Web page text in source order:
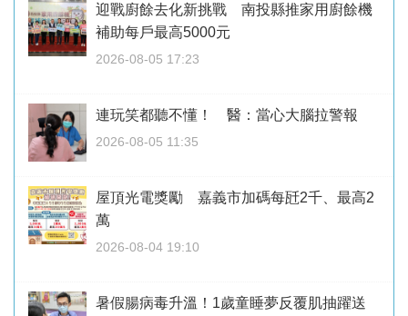
迎戰廚餘去化新挑戰 南投縣推家用廚餘機
補助每戶最高5000元
2026-08-05 17:23
連玩笑都聽不懂！ 醫：當心大腦拉警報
2026-08-05 11:35
屋頂光電獎勵 嘉義市加碼每瓩2千、最高2
萬
2026-08-04 19:10
暑假腸病毒升溫！1歲童睡夢反覆肌抽躍送